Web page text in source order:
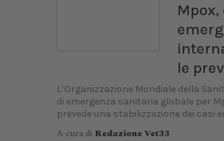
Mpox,
le
L’Organizzazione Mondiale della
di emergenza sanitaria globale per
prevede una stabilizzazione dei casi
A cura di Redazione Vet33